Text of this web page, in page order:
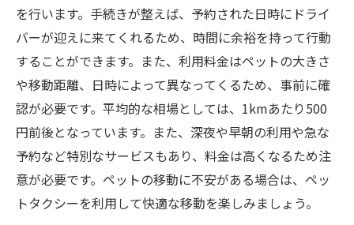
を行います。手続きが整えば、予約された日時にドライ
バーが迎えに来てくれるため、時間に余裕を持って行動
することができます。また、利用料金はペットの大きさ
や移動距離、日時によって異なってくるため、事前に確
認が必要です。平均的な相場としては、1kmあたり500
円前後となっています。また、深夜や早朝の利用や急な
予約など特別なサービスもあり、料金は高くなるため注
意が必要です。ペットの移動に不安がある場合は、ペッ
トタクシーを利用して快適な移動を楽しみましょう。